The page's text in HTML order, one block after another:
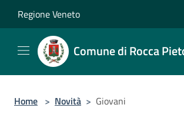
Regione Veneto
Comune di Rocca
Home > Novità > Giovani